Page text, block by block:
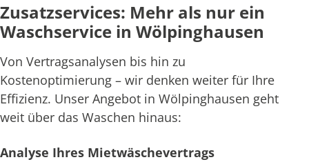
Zusatzservices: Mehr als nur ein
Waschservice in Wölpinghausen
Von Vertragsanalysen bis hin zu
Kostenoptimierung – wir denken weiter für Ihre
Effizienz. Unser Angebot in Wölpinghausen geht
weit über das Waschen hinaus:
Analyse Ihres Mietwäschevertrags